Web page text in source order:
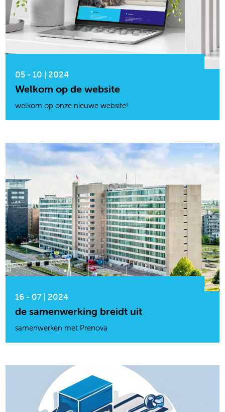
05 - 10 | 2024
Welkom op de website
welkom op onze nieuwe website!
16 - 07 | 2024
de samenwerking breidt uit
samenwerken met Prenova